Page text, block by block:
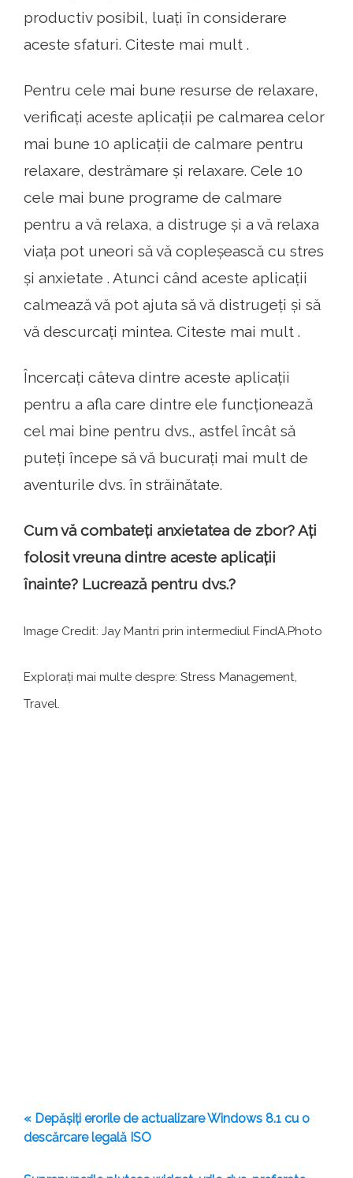
productiv posibil, luați în considerare
aceste sfaturi. Citeste mai mult .
Pentru cele mai bune resurse de relaxare,
verificați aceste aplicații pe calmarea celor
mai bune 10 aplicații de calmare pentru
relaxare, destrămare și relaxare. Cele 10
cele mai bune programe de calmare
pentru a vă relaxa, a distruge și a vă relaxa
viața pot uneori să vă copleșească cu stres
și anxietate . Atunci când aceste aplicații
calmează vă pot ajuta să vă distrugeți și să
vă descurcați mintea. Citeste mai mult .
Încercați câteva dintre aceste aplicații
pentru a afla care dintre ele funcționează
cel mai bine pentru dvs., astfel încât să
puteți începe să vă bucurați mai mult de
aventurile dvs. în străinătate.
Cum vă combateți anxietatea de zbor? Ați
folosit vreuna dintre aceste aplicații
înainte? Lucrează pentru dvs.?
Image Credit: Jay Mantri prin intermediul FindA.Photo
Explorați mai multe despre: Stress Management,
Travel.
« Depășiți erorile de actualizare Windows 8.1 cu o
descărcare legală ISO